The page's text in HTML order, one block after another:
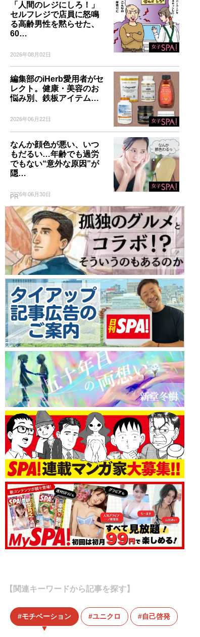
「人間のレジにしろ！」
セルフレジで店員に怒鳴
る高齢男性を黙らせた、
60…
2026年08月02日
編集部のiHerb愛用者がセ
レクト。健康・美容のお
悩み別、鉄板アイテム…
2026年06月22日
なんか顔色が悪い、いつ
もだるい…年齢でも過労
でもない“意外な原因”が
隠…
2026年06月30日
PR
【関連キーワードから記事を探す】
モチベーション ユニクロ 自己啓発